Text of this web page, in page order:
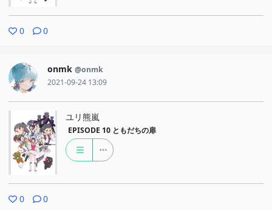
0 0
onmk @onmk
2021-09-24 13:09
ユリ熊嵐
EPISODE 10 ともだちの扉
0 0